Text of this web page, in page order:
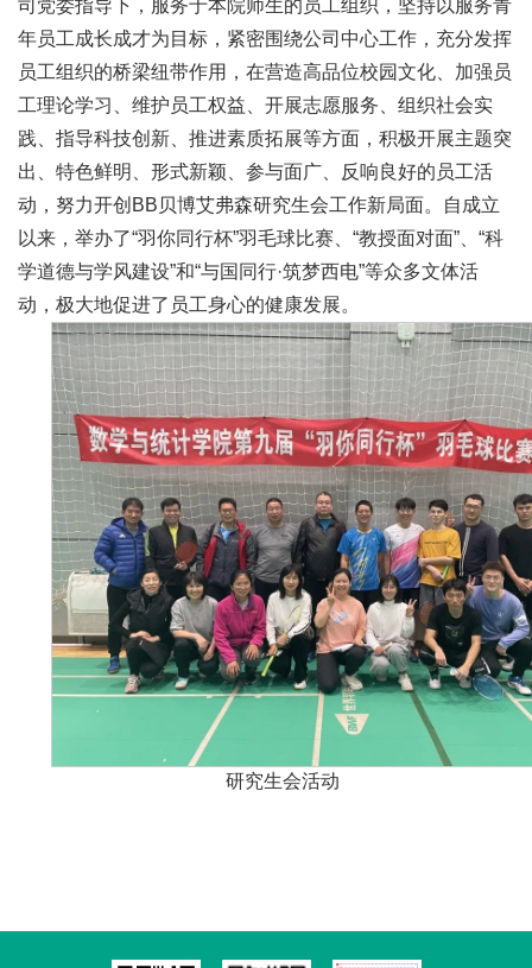
司党委指导下，服务于本院师生的员工组织，坚持以服务青
年员工成长成才为目标，紧密围绕公司中心工作，充分发挥
员工组织的桥梁纽带作用，在营造高品位校园文化、加强员
工理论学习、维护员工权益、开展志愿服务、组织社会实
践、指导科技创新、推进素质拓展等方面，积极开展主题突
出、特色鲜明、形式新颖、参与面广、反响良好的员工活
动，努力开创BB贝博艾弗森研究生会工作新局面。自成立
以来，举办了“羽你同行杯”羽毛球比赛、“教授面对面”、“科
学道德与学风建设”和“与国同行·筑梦西电”等众多文体活
动，极大地促进了员工身心的健康发展。
研究生会活动